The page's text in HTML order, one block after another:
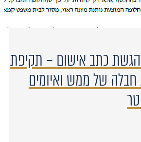
כתב אישום – תקיפת
חבלה של ממש ואיומים